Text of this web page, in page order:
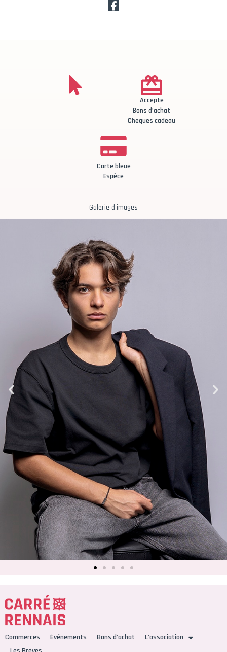
Accepte
Bons d’achat
Chèques cadeau
Carte bleue
Espèce
Galerie d'images
Commerces Événements Bons d’achat
L’association